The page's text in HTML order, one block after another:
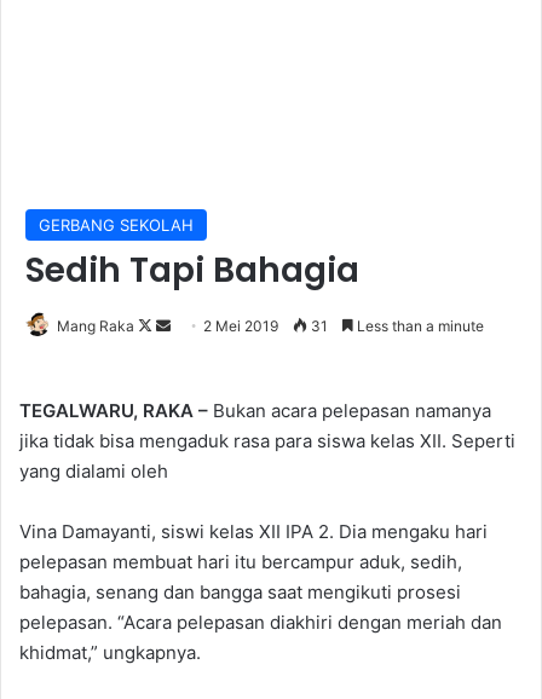
GERBANG SEKOLAH
Sedih Tapi Bahagia
Mang Raka
Follow
Send 2 Mei 2019 31 Less than a minute
TEGALWARU, RAKA – Bukan acara pelepasan namanya
jika tidak bisa mengaduk rasa para siswa kelas XII. Seperti
yang dialami oleh
Vina Damayanti, siswi kelas XII IPA 2. Dia mengaku hari
pelepasan membuat hari itu bercampur aduk, sedih,
bahagia, senang dan bangga saat mengikuti prosesi
pelepasan. “Acara pelepasan diakhiri dengan meriah dan
khidmat,” ungkapnya.